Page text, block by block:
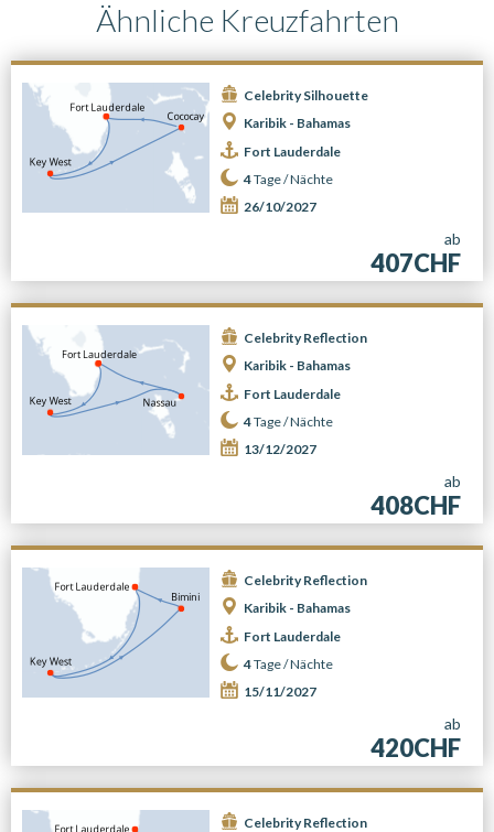
Ähnliche Kreuzfahrten
Celebrity Silhouette
Karibik - Bahamas
Fort Lauderdale
4Tage /Nächte
26/10/2027
ab
407CHF
Celebrity Reflection
Karibik - Bahamas
Fort Lauderdale
4Tage /Nächte
13/12/2027
ab
408CHF
Celebrity Reflection
Karibik - Bahamas
Fort Lauderdale
4Tage /Nächte
15/11/2027
ab
420CHF
Celebrity Reflection